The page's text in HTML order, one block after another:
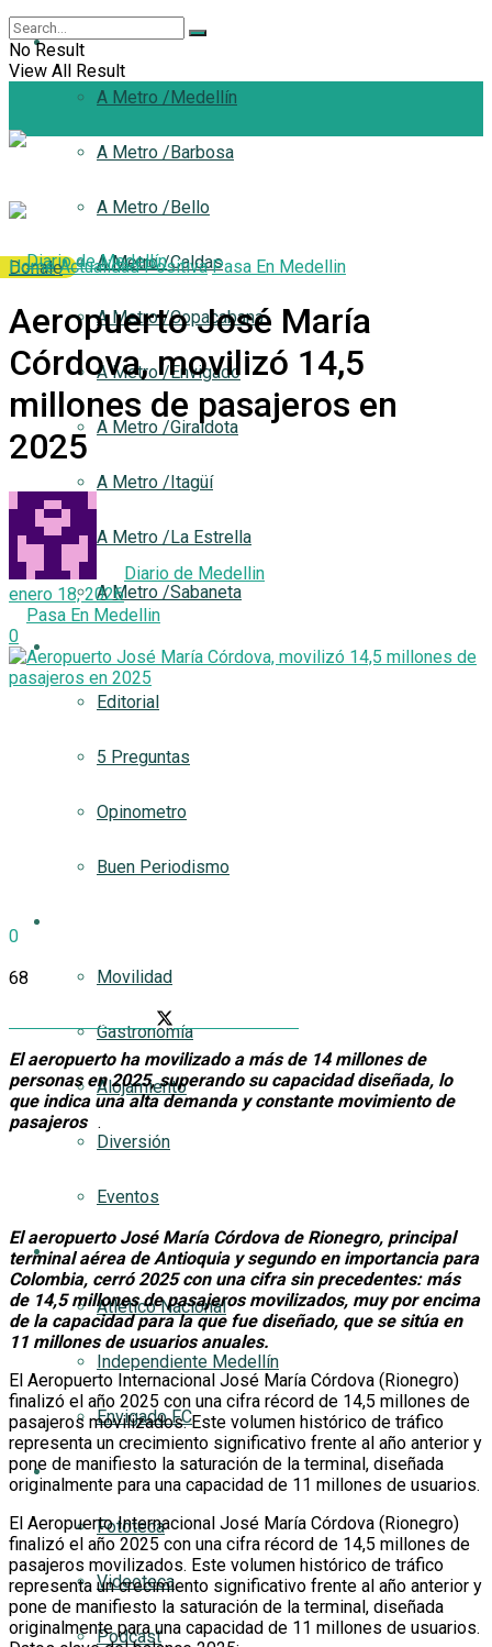
A Metro
A Metro /Medellín
A Metro /Barbosa
A Metro /Bello
A Metro /Caldas
A Metro /Copacabana
A Metro /Envigado
A Metro /Giraldota
A Metro /Itagüí
A Metro /La Estrella
A Metro /Sabaneta
Análisis y Opinión
Editorial
5 Preguntas
Opinometro
Buen Periodismo
Movilidad
Gastronomía
Alojamiento
Diversión
Eventos
AQUÍ FUTBOL
Atlético Nacional
Independiente Medellín
Envigado FC
Multimedia
Fototeca
Videoteca
Podcast
No Result
View All Result
Donale
Home Actualidad Positiva Pasa En Medellin
Aeropuerto José María
Córdova, movilizó 14,5
millones de pasajeros en
2025
Diario de Medellin
enero 18, 2026
Pasa En Medellin
0
0
68
Share on Facebook
Share on Twitter
El aeropuerto ha movilizado a más de 14 millones de
personas en 2025, superando su capacidad diseñada, lo
que indica una alta demanda y constante movimiento de
pasajeros .
El aeropuerto José María Córdova de Rionegro, principal
terminal aérea de Antioquia y segundo en importancia para
Colombia, cerró 2025 con una cifra sin precedentes: más
de 14,5 millones de pasajeros movilizados, muy por encima
de la capacidad para la que fue diseñado, que se sitúa en
11 millones de usuarios anuales.
El Aeropuerto Internacional José María Córdova (Rionegro)
finalizó el año 2025 con una cifra récord de 14,5 millones de
pasajeros movilizados. Este volumen histórico de tráfico
representa un crecimiento significativo frente al año anterior y
pone de manifiesto la saturación de la terminal, diseñada
originalmente para una capacidad de 11 millones de usuarios.
El Aeropuerto Internacional José María Córdova (Rionegro)
finalizó el año 2025 con una cifra récord de 14,5 millones de
pasajeros movilizados. Este volumen histórico de tráfico
representa un crecimiento significativo frente al año anterior y
pone de manifiesto la saturación de la terminal, diseñada
originalmente para una capacidad de 11 millones de usuarios.